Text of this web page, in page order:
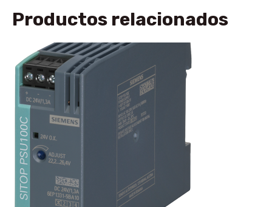
Productos relacionados